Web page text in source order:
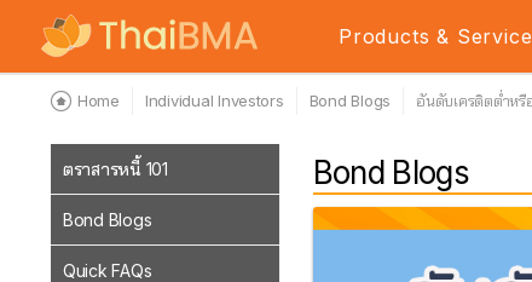
Products &
Home Individual Investors Bond Blogs อันดับเครดิตต่ำหรื
ตราสารหนี้ 101
Bond Blogs
Quick FAQs
Bond Blogs